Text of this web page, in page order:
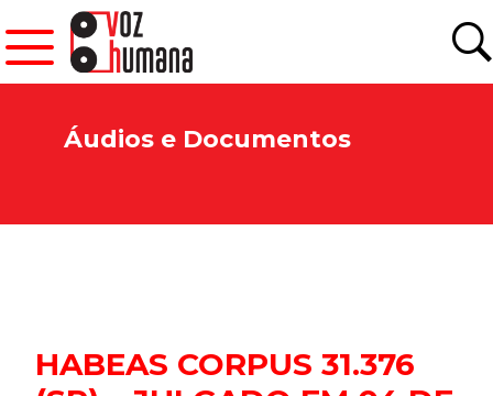
Áudios e Documentos
HABEAS CORPUS 31.376